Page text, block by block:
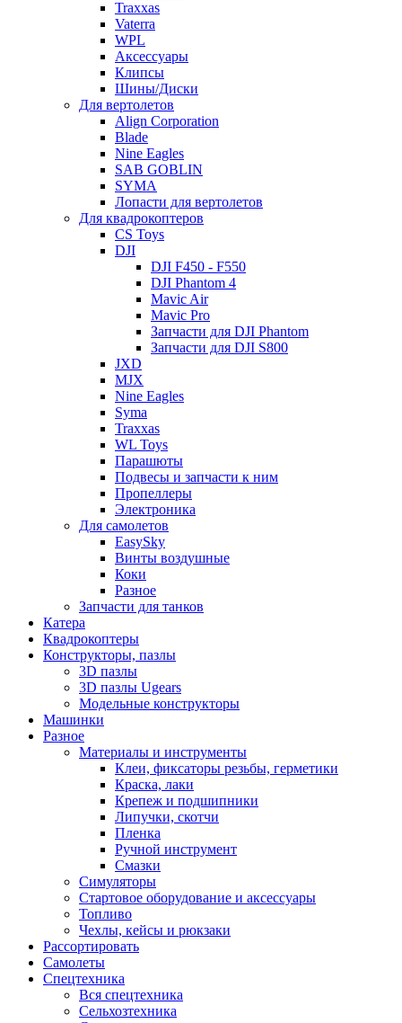
Traxxas
Vaterra
WPL
Аксессуары
Клипсы
Шины/Диски
Для вертолетов
Align Corporation
Blade
Nine Eagles
SAB GOBLIN
SYMA
Лопасти для вертолетов
Для квадрокоптеров
CS Toys
DJI
DJI F450 - F550
DJI Phantom 4
Mavic Air
Mavic Pro
Запчасти для DJI Phantom
Запчасти для DJI S800
JXD
MJX
Nine Eagles
Syma
Traxxas
WL Toys
Парашюты
Подвесы и запчасти к ним
Пропеллеры
Электроника
Для самолетов
EasySky
Винты воздушные
Коки
Разное
Запчасти для танков
Катера
Квадрокоптеры
Конструкторы, пазлы
3D пазлы
3D пазлы Ugears
Модельные конструкторы
Машинки
Разное
Материалы и инструменты
Клеи, фиксаторы резьбы, герметики
Краска, лаки
Крепеж и подшипники
Липучки, скотчи
Пленка
Ручной инструмент
Смазки
Симуляторы
Стартовое оборудование и аксессуары
Топливо
Чехлы, кейсы и рюкзаки
Рассортировать
Самолеты
Спецтехника
Вся спецтехника
Сельхозтехника